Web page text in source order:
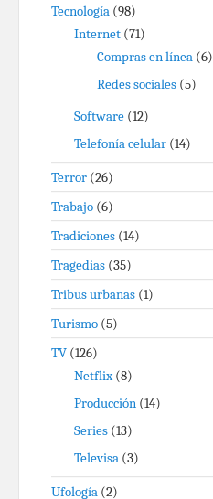
Tecnología (98)
Internet (71)
Compras en línea (6)
Redes sociales (5)
Software (12)
Telefonía celular (14)
Terror (26)
Trabajo (6)
Tradiciones (14)
Tragedias (35)
Tribus urbanas (1)
Turismo (5)
TV (126)
Netflix(8)
Producción (14)
Series (13)
Televisa (3)
Ufología (2)